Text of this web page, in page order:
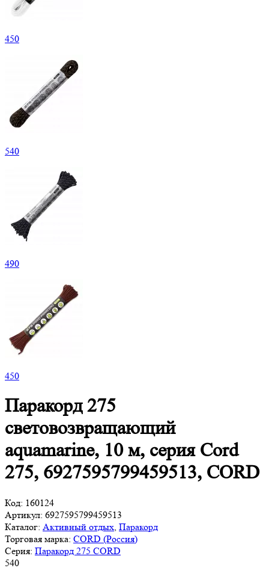
450
540
490
450
Паракорд 275
световозвращающий
aquamarine, 10 м, серия Cord
275, 6927595799459513, CORD
Код: 160124
Артикул: 6927595799459513
Каталог: Активный отдых Паракорд
Торговая марка: CORD (Россия)
Серия: Паракорд 275 CORD
540